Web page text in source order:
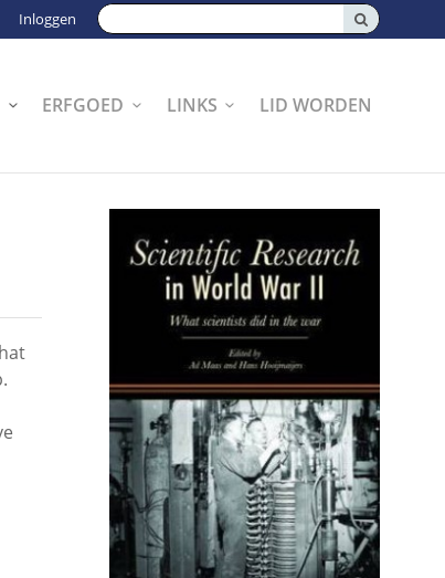
Zoeken:
Inloggen
ERFGOED LINKS LID WORDEN